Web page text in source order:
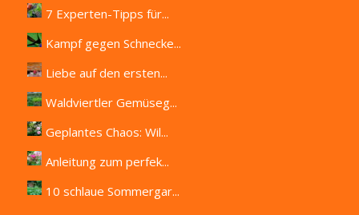
7 Experten-Tipps für...
Kampf gegen Schnecke...
Liebe auf den ersten...
Waldviertler Gemüseg...
Geplantes Chaos: Wil...
Anleitung zum perfek...
10 schlaue Sommergar...